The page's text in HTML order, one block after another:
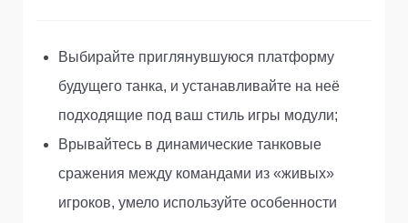
Выбирайте приглянувшуюся платформу
будущего танка, и устанавливайте на неё
подходящие под ваш стиль игры модули;
Врывайтесь в динамические танковые
сражения между командами из «живых»
игроков, умело используйте особенности